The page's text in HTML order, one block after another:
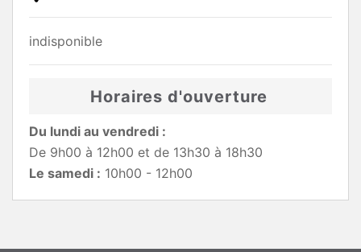
indisponible
Horaires d'ouverture
Du lundi au vendredi :
De 9h00 à 12h00 et de 13h30 à 18h30
Le samedi : 10h00 - 12h00